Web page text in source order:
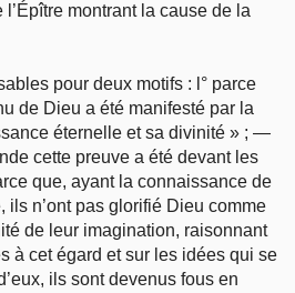
montrant la cause de la
pour deux motifs : l° parce
de Dieu a été manifesté par la
éternelle et sa divinité » ; —
cette preuve a été devant les
que, ayant la connaissance de
ils n’ont pas glorifié Dieu comme
de leur imagination, raisonnant
à cet égard et sur les idées qui se
ils sont devenus fous en